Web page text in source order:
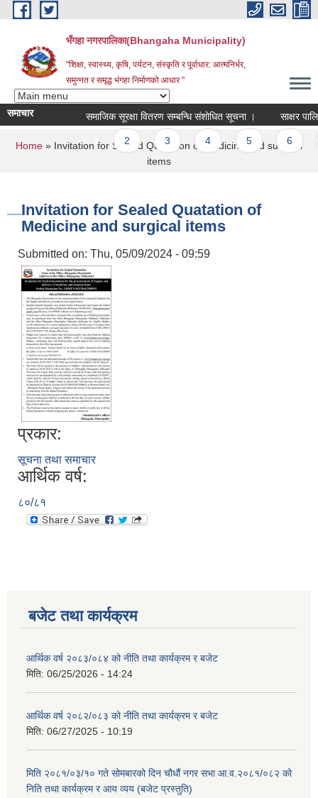
Skip to main content
भँगहा नगरपालिका(Bhangaha Municipality)
"शिक्षा, स्वास्थ्य, कृषि, पर्यटन, संस्कृति र पूर्वाधार: आत्मनिर्भर,
समुन्नत र समृद्ध भंगहा निर्माणको आधार "
समाचार समाजिक सूरक्षा वितरण सम्बन्धि संशोधित सूचना । साक्षर
Pages
1 2 3 5
You are here
Home » Invitation for Sealed Quatation of Medicine and surgical
items
Invitation for Sealed Quatation of
Medicine and surgical items
Submitted on: Thu, 05/09/2024 - 09:59
प्रकार:
सूचना तथा समाचार
आर्थिक वर्ष:
८०/८१
बजेट तथा कार्यक्रम
आर्थिक वर्ष २०८३/०८४ को नीति तथा कार्यक्रम र बजेट
मिति: 06/25/2026 - 14:24
आर्थिक वर्ष २०८२/०८३ को नीति तथा कार्यक्रम र बजेट
मिति: 06/27/2025 - 10:19
मिति २०८१/०३/१० गते सोमबारको दिन चौधौं नगर सभा आ.व.२०८१/०८२ को
निति तथा कार्यक्रम र आय व्यय (बजेट प्रस्तुति)